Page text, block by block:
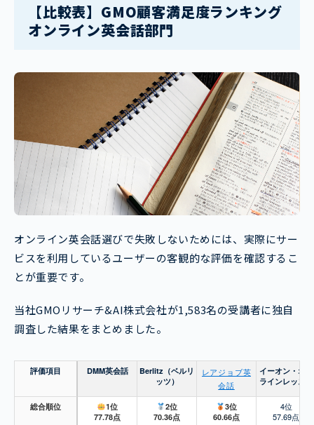
【比較表】GMO顧客満足度ランキング
オンライン英会話部門
オンライン英会話選びで失敗しないためには、実際にサー
ビスを利用しているユーザーの客観的な評価を確認するこ
とが重要です。
当社GMOリサーチ&AI株式会社が1,583名の受講者に独自
調査した結果をまとめました。
評価項目 DMM英会話
Berlitz（ベルリ
ッツ）
レアジョブ英
会話
イーオン・オン
ラインレッスン
総合順位
1位
77.78点
2位
70.36点
3位
60.66点
4位
57.69点